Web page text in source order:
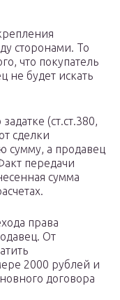
сторонами. То
что покупатель
не будет искать
(ст.ст.380,
сделки
сумму, а продавец
передачи
сумма
права
От
2000 рублей и
договора